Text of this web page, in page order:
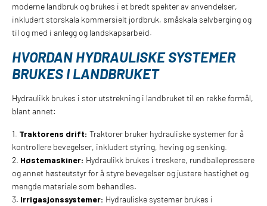
moderne landbruk og brukes i et bredt spekter av anvendelser,
inkludert storskala kommersielt jordbruk, småskala selvberging og
til og med i anlegg og landskapsarbeid.
HVORDAN HYDRAULISKE SYSTEMER
BRUKES I LANDBRUKET
Hydraulikk brukes i stor utstrekning i landbruket til en rekke formål,
blant annet:
1. Traktorens drift: Traktorer bruker hydrauliske systemer for å
kontrollere bevegelser, inkludert styring, heving og senking.
2. Høstemaskiner: Hydraulikk brukes i treskere, rundballepressere
og annet høsteutstyr for å styre bevegelser og justere hastighet og
mengde materiale som behandles.
3. Irrigasjonssystemer: Hydrauliske systemer brukes i